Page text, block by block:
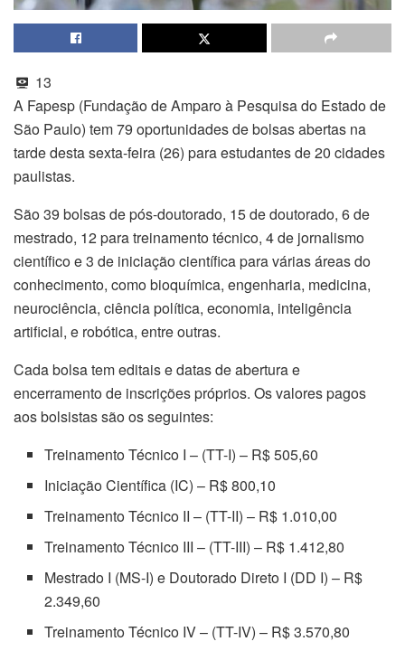
13
A Fapesp (Fundação de Amparo à Pesquisa do Estado de
São Paulo) tem 79 oportunidades de bolsas abertas na
tarde desta sexta-feira (26) para estudantes de 20 cidades
paulistas.
São 39 bolsas de pós-doutorado, 15 de doutorado, 6 de
mestrado, 12 para treinamento técnico, 4 de jornalismo
científico e 3 de iniciação científica para várias áreas do
conhecimento, como bioquímica, engenharia, medicina,
neurociência, ciência política, economia, inteligência
artificial, e robótica, entre outras.
Cada bolsa tem editais e datas de abertura e
encerramento de inscrições próprios. Os valores pagos
aos bolsistas são os seguintes:
Treinamento Técnico I – (TT-I) – R$ 505,60
Iniciação Científica (IC) – R$ 800,10
Treinamento Técnico II – (TT-II) – R$ 1.010,00
Treinamento Técnico III – (TT-III) – R$ 1.412,80
Mestrado I (MS-I) e Doutorado Direto I (DD I) – R$
2.349,60
Treinamento Técnico IV – (TT-IV) – R$ 3.570,80